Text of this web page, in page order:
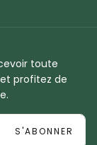
toute
profitez de
S'ABONNER